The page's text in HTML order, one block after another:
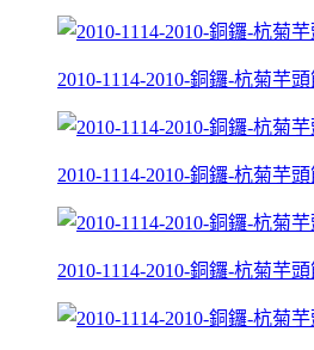
2010-1114-2010-銅鑼-杭菊芋
2010-1114-2010-銅鑼-杭菊芋
2010-1114-2010-銅鑼-杭菊芋